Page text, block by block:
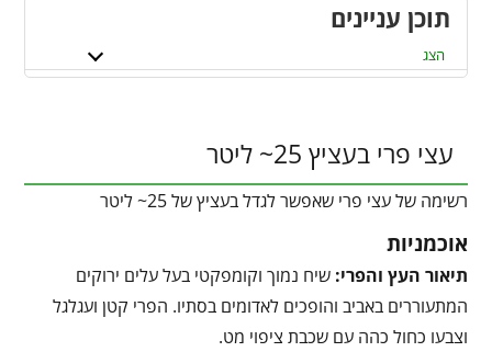
תוכן עניינים
הצג
עצי פרי בעציץ 25~ ליטר
רשימה של עצי פרי שאפשר לגדל בעציץ של 25~ ליטר
אוכמניות
תיאור העץ והפרי:שיח נמוך וקומפקטי בעל עלים ירוקים
המתעוררים באביב והופכים לאדומים בסתיו. הפרי קטן ועגלגל
וצבעו כחול כהה עם שכבת ציפוי מט.